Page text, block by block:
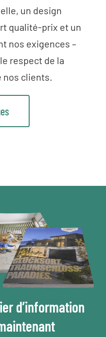
un design
qualité-prix et un
nos exigences –
respect de la
clients.
d’information